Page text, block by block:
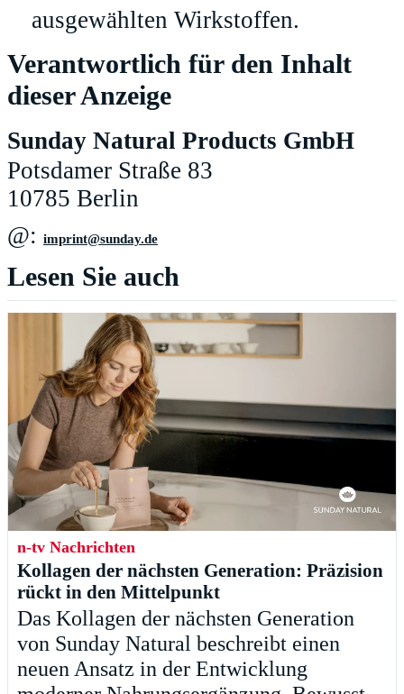
ausgewählten Wirkstoffen.
Verantwortlich für den Inhalt
dieser Anzeige
Sunday Natural Products GmbH
Potsdamer Straße 83
10785 Berlin
@: ed.yadnus@tnirpmi
Lesen Sie auch
n-tv Nachrichten
Kollagen der nächsten Generation: Präzision
rückt in den Mittelpunkt
Das Kollagen der nächsten Generation
von Sunday Natural beschreibt einen
neuen Ansatz in der Entwicklung